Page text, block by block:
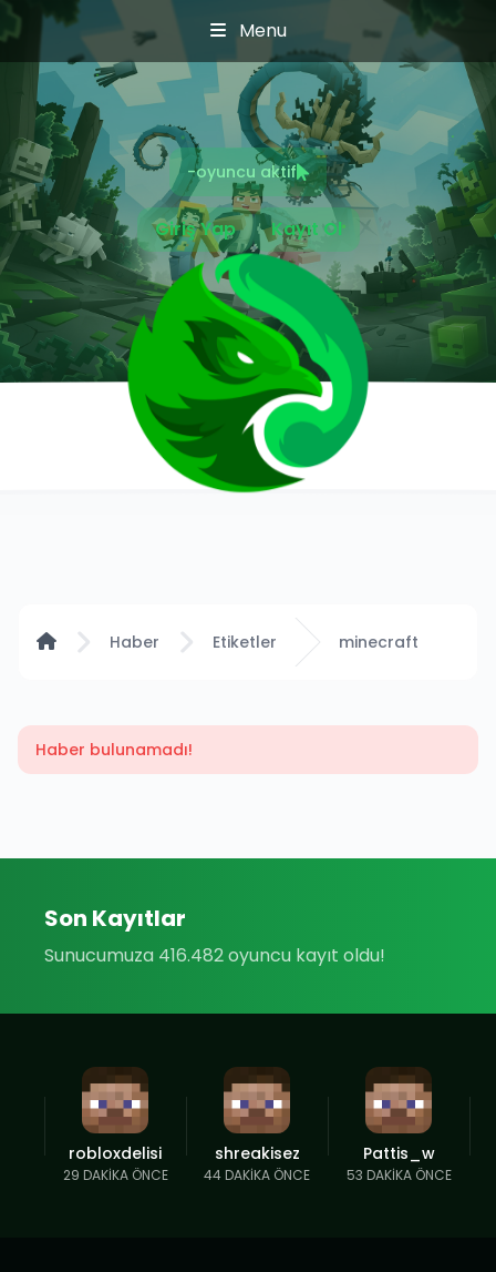
-oyuncu aktif
Giriş Yap Kayıt Ol
Menu
Anasayfa
Haber Etiketler minecraft
Haber bulunamadı!
Son Kayıtlar
Sunucumuza 416.482 oyuncu kayıt oldu!
robloxdelisi
29 DAKIKA ÖNCE
shreakisez
44 DAKIKA ÖNCE
Pattis_w
53 DAKIKA ÖNCE